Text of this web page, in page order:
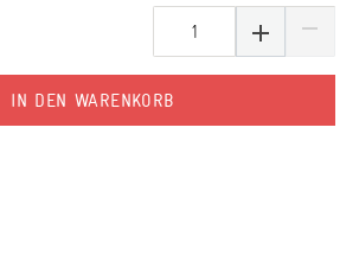
IN DEN WARENKORB